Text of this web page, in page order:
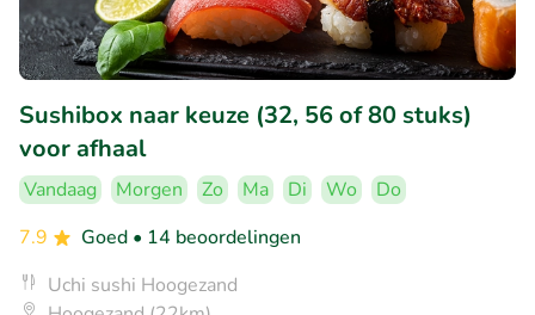
Sushibox naar keuze (32, 56 of 80 stuks)
voor afhaal
Vandaag Morgen Zo Ma Di Wo
Do
7.9
Goed • 14 beoordelingen
Uchi sushi Hoogezand